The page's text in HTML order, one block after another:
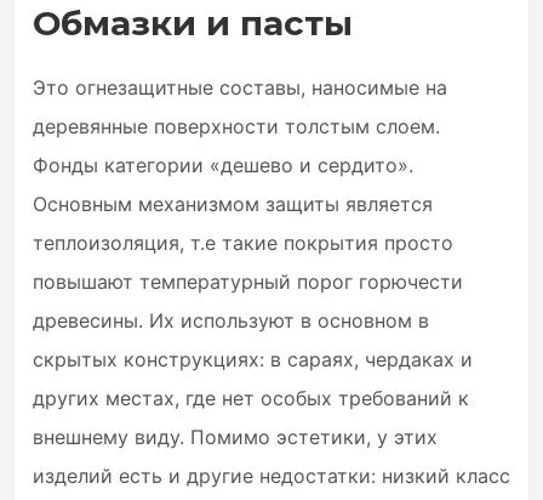
Обмазки и пасты
Это огнезащитные составы, наносимые на
деревянные поверхности толстым слоем.
Фонды категории «дешево и сердито».
Основным механизмом защиты является
теплоизоляция, т.е такие покрытия просто
повышают температурный порог горючести
древесины. Их используют в основном в
скрытых конструкциях: в сараях, чердаках и
других местах, где нет особых требований к
внешнему виду. Помимо эстетики, у этих
изделий есть и другие недостатки: низкий класс